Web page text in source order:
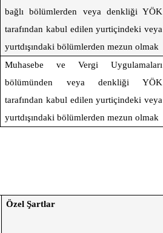
bağlı bölümlerden veya denkliği YÖK
tarafından kabul edilen yurtiçindeki veya
yurtdışındaki bölümlerden mezun olmak
Muhasebe ve Vergi Uygulamaları
bölümünden veya denkliği YÖK
tarafından kabul edilen yurtiçindeki veya
yurtdışındaki bölümlerden mezun olmak
Özel Şartlar